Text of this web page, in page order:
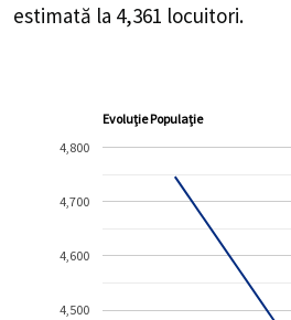
estimată la 4,361 locuitori.
Evoluție Populație
4,500
4,600
4,700
4,800